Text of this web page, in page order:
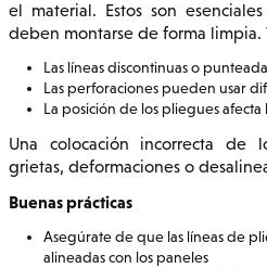
el material. Estos son
deben montarse de forma limpia.
Las líneas discontinuas o
Las perforaciones pueden usar
La posición de los pliegues
Una colocación incorrecta de
grietas, deformaciones o
Buenas prácticas
Asegúrate de que las líneas de
alineadas con los paneles